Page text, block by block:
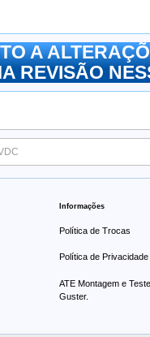
A
REVISÃO
Informações
Política de Trocas
Política de Privacidade
ATE Montagem e
Guster.